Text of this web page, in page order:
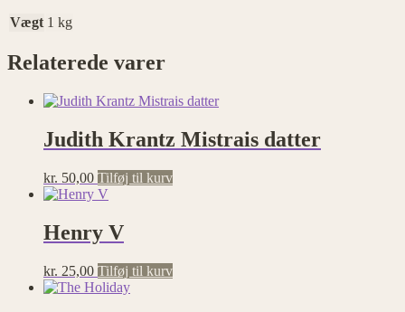
Vægt 1 kg
Relaterede varer
Judith Krantz Mistrais datter
kr. 50,00 Tilføj til kurv
Henry V
kr. 25,00 Tilføj til kurv
såsom side-
adgang til
sikre områder
hjemmesiden.
kan ikke
fungere
ordentligt uden
disse cookies.
Statistik
Statistisk
cookies
hjælper